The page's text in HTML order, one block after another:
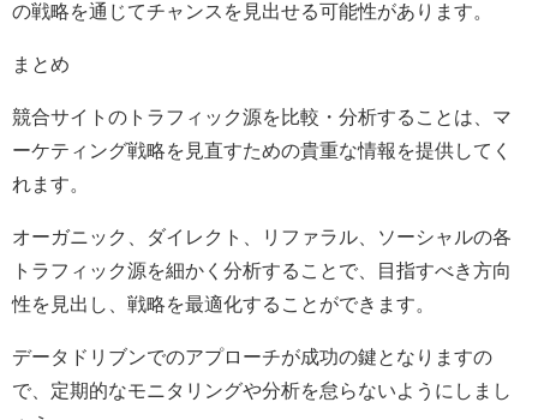
の戦略を通じてチャンスを見出せる可能性があります。
まとめ
競合サイトのトラフィック源を比較・分析することは、マ
ーケティング戦略を見直すための貴重な情報を提供してく
れます。
オーガニック、ダイレクト、リファラル、ソーシャルの各
トラフィック源を細かく分析することで、目指すべき方向
性を見出し、戦略を最適化することができます。
データドリブンでのアプローチが成功の鍵となりますの
で、定期的なモニタリングや分析を怠らないようにしまし